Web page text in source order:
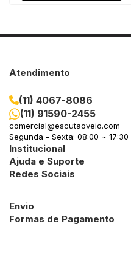
Atendimento
(11) 4067-8086
(11) 91590-2455
comercial@escutaoveio.com
Segunda - Sexta: 08:00 ~ 17:30
Institucional
Ajuda e Suporte
Redes Sociais
Envio
Formas de Pagamento